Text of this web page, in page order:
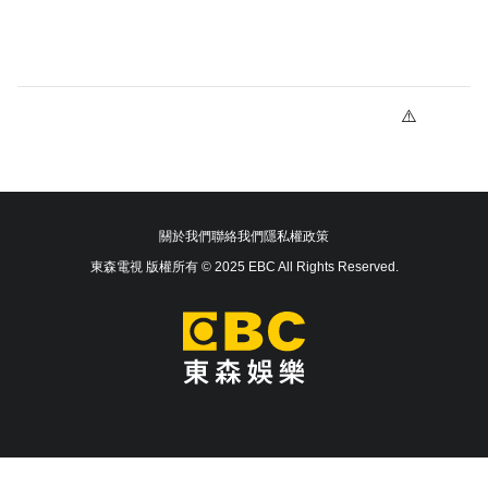
關於我們聯絡我們隱私權政策
東森電視 版權所有 © 2025 EBC All Rights Reserved.